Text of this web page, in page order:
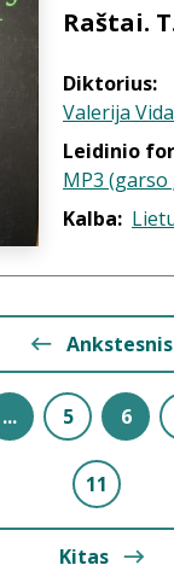
Raštai.
Diktorius:
Valerija
Leidinio
MP3 (garso
Kalba:
Ankstesnis
... 5 6
11
Kitas